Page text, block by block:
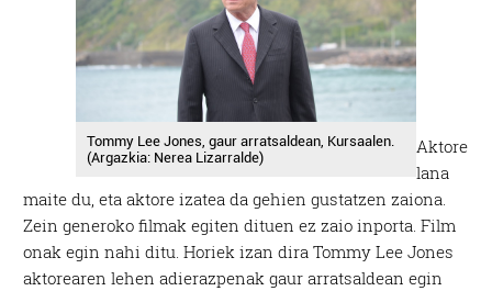
Tommy Lee Jones, gaur arratsaldean, Kursaalen.
(Argazkia: Nerea Lizarralde)
Aktore
lana
maite du, eta aktore izatea da gehien gustatzen zaiona.
Zein generoko filmak egiten dituen ez zaio inporta. Film
onak egin nahi ditu. Horiek izan dira Tommy Lee Jones
aktorearen lehen adierazpenak gaur arratsaldean egin